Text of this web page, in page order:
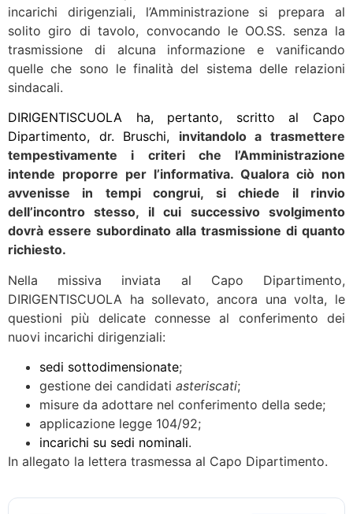
incarichi dirigenziali, l’Amministrazione si prepara al
solito giro di tavolo, convocando le OO.SS. senza la
trasmissione di alcuna informazione e vanificando
quelle che sono le finalità del sistema delle relazioni
sindacali.
DIRIGENTISCUOLA ha, pertanto, scritto al Capo
Dipartimento, dr. Bruschi,
invitandolo a trasmettere
tempestivamente i criteri che l’Amministrazione
intende proporre per l’informativa. Qualora ciò non
avvenisse in tempi congrui, si chiede il rinvio
dell’incontro stesso, il cui successivo svolgimento
dovrà essere subordinato alla trasmissione di quanto
richiesto.
Nella missiva inviata al Capo Dipartimento,
DIRIGENTISCUOLA ha sollevato, ancora una volta, le
questioni più delicate connesse al conferimento dei
nuovi incarichi dirigenziali:
sedi sottodimensionate;
gestione dei candidati asteriscati;
misure da adottare nel conferimento della sede;
applicazione legge 104/92;
incarichi su sedi nominali.
In allegato la lettera trasmessa al Capo Dipartimento.